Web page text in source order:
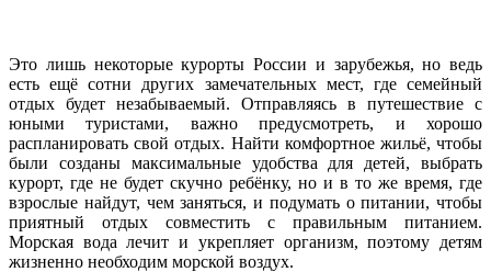
Это лишь некоторые курорты России и зарубежья, но ведь
есть ещё сотни других замечательных мест, где семейный
отдых будет незабываемый. Отправляясь в путешествие с
юными туристами, важно предусмотреть, и хорошо
распланировать свой отдых. Найти комфортное жильё, чтобы
были созданы максимальные удобства для детей, выбрать
курорт, где не будет скучно ребёнку, но и в то же время, где
взрослые найдут, чем заняться, и подумать о питании, чтобы
приятный отдых совместить с правильным питанием.
Морская вода лечит и укрепляет организм, поэтому детям
жизненно необходим морской воздух.